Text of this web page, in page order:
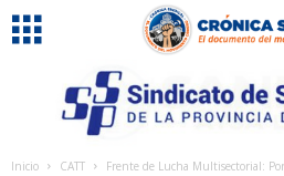
Inicio CATT Frente de Lucha Multisectorial: